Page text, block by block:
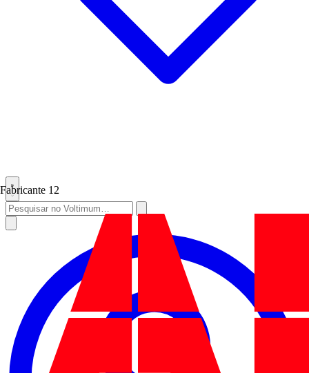
Fabricante 12